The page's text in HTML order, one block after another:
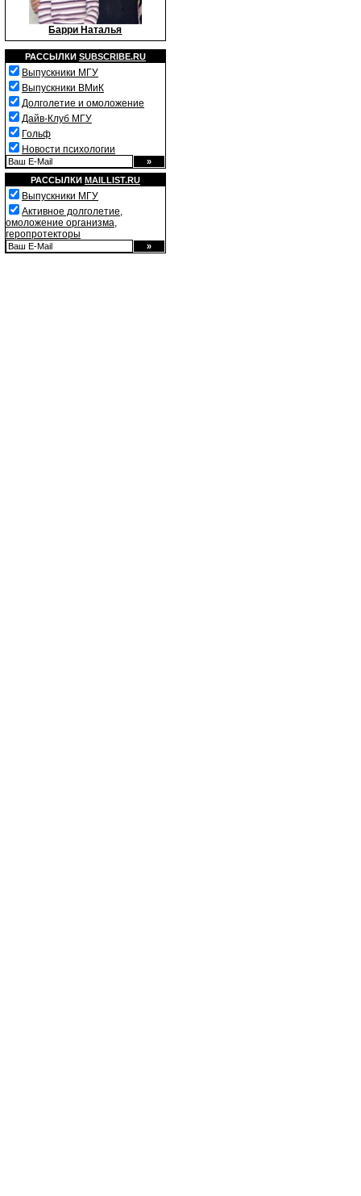
Барри Наталья
РАССЫЛКИ SUBSCRIBE.RU
Выпускники МГУ
Выпускники ВМиК
Долголетие и омоложение
Дайв-Клуб МГУ
Гольф
Новости психологии
РАССЫЛКИ MAILLIST.RU
Выпускники МГУ
Активное долголетие,
омоложение организма,
геропротекторы